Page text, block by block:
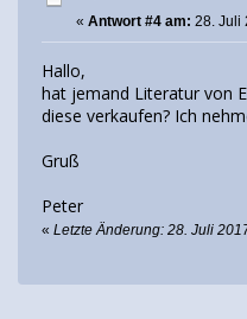
« Antwort #4 am: 28. Juli
Hallo,
hat jemand Literatur von
diese verkaufen? Ich
Gruß
Peter
« Letzte Änderung: 28. Juli